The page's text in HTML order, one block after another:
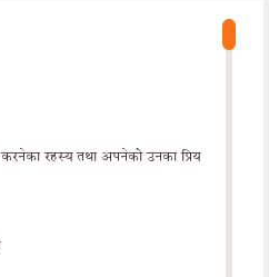
रहस्य तथा अपनेको उनका प्रिय